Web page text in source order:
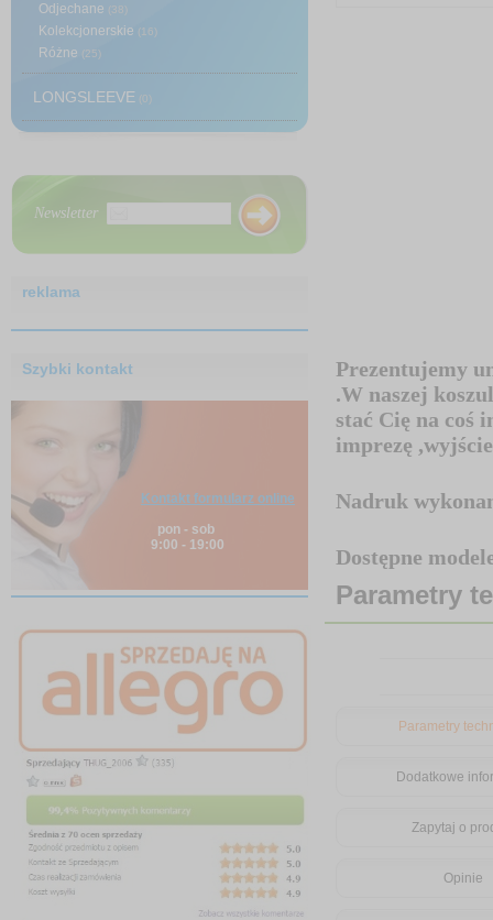
Odjechane (38)
Kolekcjonerskie (16)
Różne (25)
LONGSLEEVE (0)
Newsletter
reklama
Szybki kontakt
Kontakt formularz online
pon - sob
9:00 - 19:00
Prezentujemy
.W naszej
stać Cię na coś
imprezę
Nadruk
Dostępne
Parametry
Parametry
Dodatkowe
Zapytaj o
Opinie